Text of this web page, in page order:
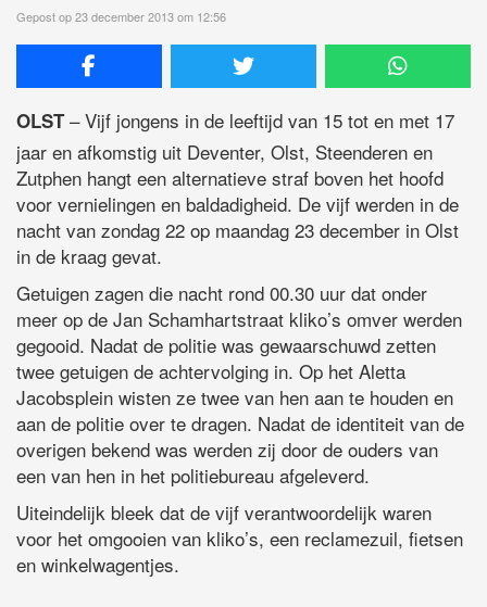
Gepost op 23 december 2013 om 12:56
OLST– Vijf jongens in de leeftijd van 15 tot en met 17
jaar en afkomstig uit Deventer, Olst, Steenderen en
Zutphen hangt een alternatieve straf boven het hoofd
voor vernielingen en baldadigheid. De vijf werden in de
nacht van zondag 22 op maandag 23 december in Olst
in de kraag gevat.
Getuigen zagen die nacht rond 00.30 uur dat onder
meer op de Jan Schamhartstraat kliko’s omver werden
gegooid. Nadat de politie was gewaarschuwd zetten
twee getuigen de achtervolging in. Op het Aletta
Jacobsplein wisten ze twee van hen aan te houden en
aan de politie over te dragen. Nadat de identiteit van de
overigen bekend was werden zij door de ouders van
een van hen in het politiebureau afgeleverd.
Uiteindelijk bleek dat de vijf verantwoordelijk waren
voor het omgooien van kliko’s, een reclamezuil, fietsen
en winkelwagentjes.